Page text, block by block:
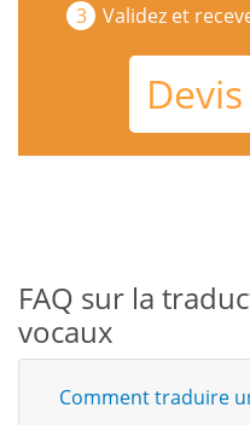
Validez et
FAQ sur la
vocaux
Comment traduire